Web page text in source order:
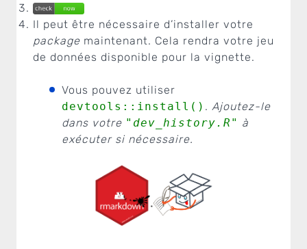
Il peut être nécessaire d’installer votre
package maintenant. Cela rendra votre jeu
de données disponible pour la vignette.
Vous pouvez utiliser
devtools::install() . Ajoutez-le
dans votre "dev_history.R" à
exécuter si nécessaire.